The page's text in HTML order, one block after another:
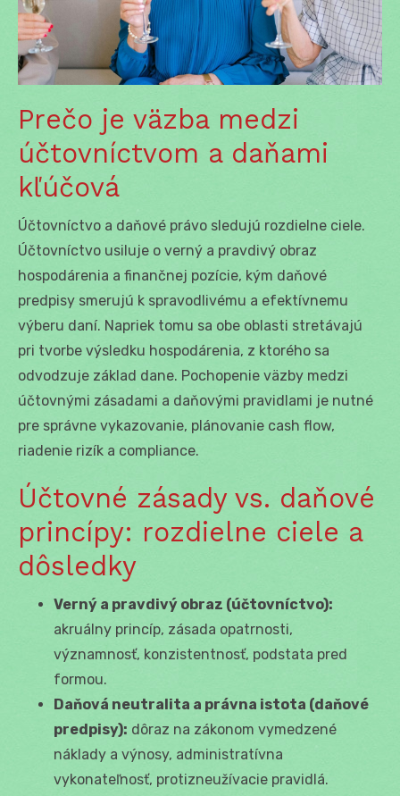
Prečo je väzba medzi
účtovníctvom a daňami
kľúčová
Účtovníctvo a daňové právo sledujú rozdielne ciele.
Účtovníctvo usiluje o verný a pravdivý obraz
hospodárenia a finančnej pozície, kým daňové
predpisy smerujú k spravodlivému a efektívnemu
výberu daní. Napriek tomu sa obe oblasti stretávajú
pri tvorbe výsledku hospodárenia, z ktorého sa
odvodzuje základ dane. Pochopenie väzby medzi
účtovnými zásadami a daňovými pravidlami je nutné
pre správne vykazovanie, plánovanie cash flow,
riadenie rizík a compliance.
Účtovné zásady vs. daňové
princípy: rozdielne ciele a
dôsledky
Verný a pravdivý obraz (účtovníctvo):
akruálny princíp, zásada opatrnosti,
významnosť, konzistentnosť, podstata pred
formou.
Daňová neutralita a právna istota (daňové
predpisy): dôraz na zákonom vymedzené
náklady a výnosy, administratívna
vykonateľnosť, protizneužívacie pravidlá.